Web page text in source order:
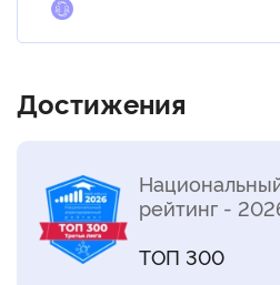
Достижения
рейтинг -
ТОП 300